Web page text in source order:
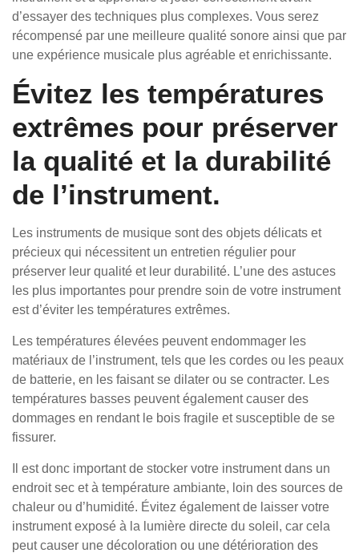
d’essayer des techniques plus complexes. Vous serez
récompensé par une meilleure qualité sonore ainsi que par
une expérience musicale plus agréable et enrichissante.
Évitez les températures
extrêmes pour préserver
la qualité et la durabilité
de l’instrument.
Les instruments de musique sont des objets délicats et
précieux qui nécessitent un entretien régulier pour
préserver leur qualité et leur durabilité. L’une des astuces
les plus importantes pour prendre soin de votre instrument
est d’éviter les températures extrêmes.
Les températures élevées peuvent endommager les
matériaux de l’instrument, tels que les cordes ou les peaux
de batterie, en les faisant se dilater ou se contracter. Les
températures basses peuvent également causer des
dommages en rendant le bois fragile et susceptible de se
fissurer.
Il est donc important de stocker votre instrument dans un
endroit sec et à température ambiante, loin des sources de
chaleur ou d’humidité. Évitez également de laisser votre
instrument exposé à la lumière directe du soleil, car cela
peut causer une décoloration ou une détérioration des